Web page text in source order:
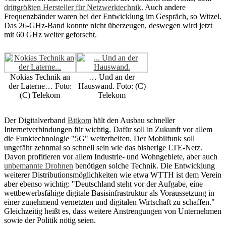
drittgrößten Hersteller für Netzwerktechnik. Auch andere
Frequenzbänder waren bei der Entwicklung im Gespräch, so Witzel.
Das 26-GHz-Band konnte nicht überzeugen, deswegen wird jetzt
mit 60 GHz weiter geforscht.
Nokias Technik an
der Laterne… Foto:
(C) Telekom
… Und an der
Hauswand. Foto: (C)
Telekom
Der Digitalverband Bitkom hält den Ausbau schneller
Internetverbindungen für wichtig. Dafür soll in Zukunft vor allem
die Funktechnologie "5G" weiterhelfen. Der Mobilfunk soll
ungefähr zehnmal so schnell sein wie das bisherige LTE-Netz.
Davon profitieren vor allem Industrie- und Wohngebiete, aber auch
unbemannte Drohnen benötigen solche Technik. Die Entwicklung
weiterer Distributionsmöglichkeiten wie etwa WTTH ist dem Verein
aber ebenso wichtig: "Deutschland steht vor der Aufgabe, eine
wettbewerbsfähige digitale Basisinfrastruktur als Voraussetzung in
einer zunehmend vernetzten und digitalen Wirtschaft zu schaffen."
Gleichzeitig heißt es, dass weitere Anstrengungen von Unternehmen
sowie der Politik nötig seien.